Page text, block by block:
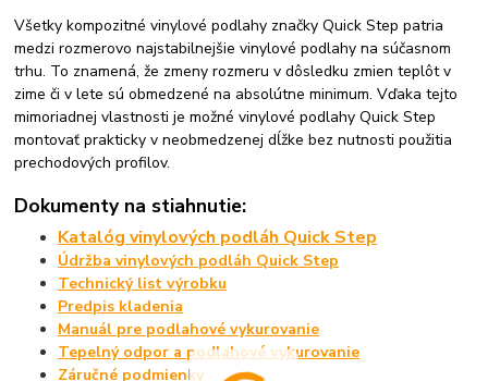
Všetky kompozitné vinylové podlahy značky Quick Step patria
medzi rozmerovo najstabilnejšie vinylové podlahy na súčasnom
trhu. To znamená, že zmeny rozmeru v dôsledku zmien teplôt v
zime či v lete sú obmedzené na absolútne minimum. Vďaka tejto
mimoriadnej vlastnosti je možné vinylové podlahy Quick Step
montovať prakticky v neobmedzenej dĺžke bez nutnosti použitia
prechodových profilov.
Dokumenty na stiahnutie:
Katalóg vinylových podláh Quick Step
Údržba vinylových podláh Quick Step
Technický list výrobku
Predpis kladenia
Manuál pre podlahové vykurovanie
Tepelný odpor a podlahové vykurovanie
Záručné podmienky